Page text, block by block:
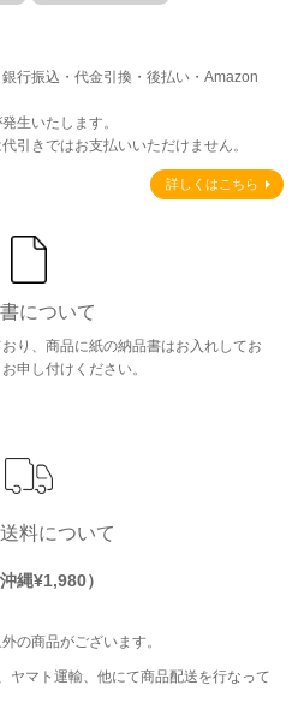
行振込・代金引換・後払い・Amazon
生いたします。
引きではお支払いいただけません。
詳しくはこちら
について
り、商品に紙の納品書はお入れしてお
申し付けください。
料について
縄¥1,980）
の商品がございます。
ヤマト運輸、他にて商品配送を行なって